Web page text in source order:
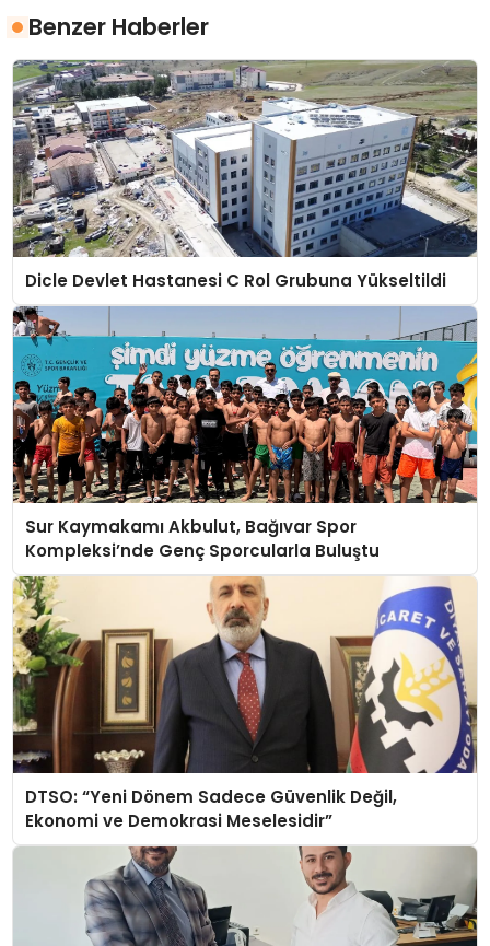
Benzer Haberler
Dicle Devlet Hastanesi C Rol Grubuna Yükseltildi
Sur Kaymakamı Akbulut, Bağıvar Spor
Kompleksi’nde Genç Sporcularla Buluştu
DTSO: “Yeni Dönem Sadece Güvenlik Değil,
Ekonomi ve Demokrasi Meselesidir”